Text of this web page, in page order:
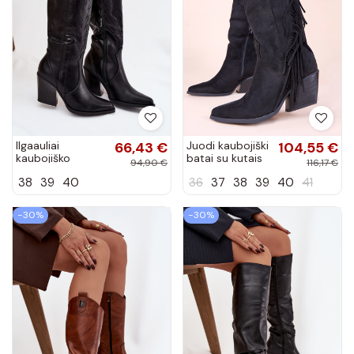
Ilgaauliai
kaubojiško
batai su
dirbtinės odos
juodos...
66,43 €
94,90 €
38 39 40
Juodi kaubojiški
batai su kutais
104,55 €
116,17 €
36 37 38 39 40 41
−30% −30%